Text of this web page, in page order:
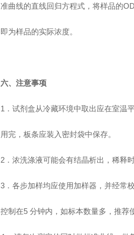
准曲线的直线回归方程式，将样品的
即为样品的实际浓度。
六、注意事项
1 ．试剂盒从冷藏环境中取出应在室温
用完，板条应装入密封袋中保存。
2．浓洗涤液可能会有结晶析出，稀释
3．各步加样均应使用加样器，并经常
控制在5 分钟内，如标本数量多，推荐